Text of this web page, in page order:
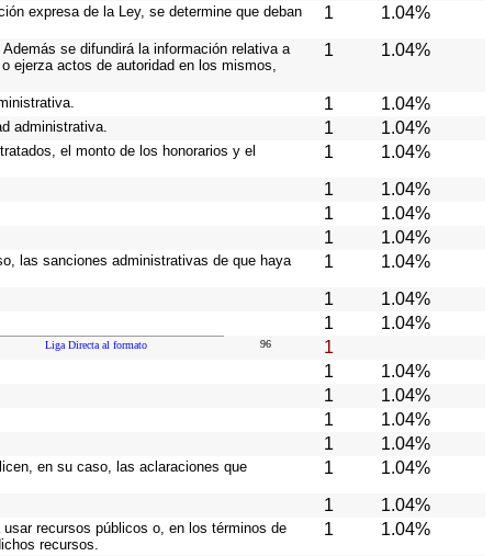
expresa de la Ley, se determine que deban
1 1.04%
se difundirá la información relativa a
ejerza actos de autoridad en los mismos,
1 1.04%
1 1.04%
administrativa. 1 1.04%
el monto de los honorarios y el
1 1.04%
1 1.04%
1 1.04%
1 1.04%
las sanciones administrativas de que haya
1 1.04%
1 1.04%
1 1.04%
Liga Directa al formato 96 1
1 1.04%
1 1.04%
1 1.04%
1 1.04%
en su caso, las aclaraciones que
1 1.04%
1 1.04%
recursos públicos o, en los términos de
recursos.
1 1.04%